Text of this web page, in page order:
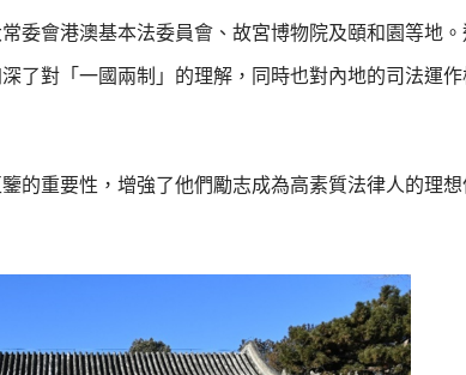
委會港澳基本法委員會、故宮博物院及頤和園等地
了對「一國兩制」的理解，同時也對內地的司法運
的重要性，增強了他們勵志成為高素質法律人的理